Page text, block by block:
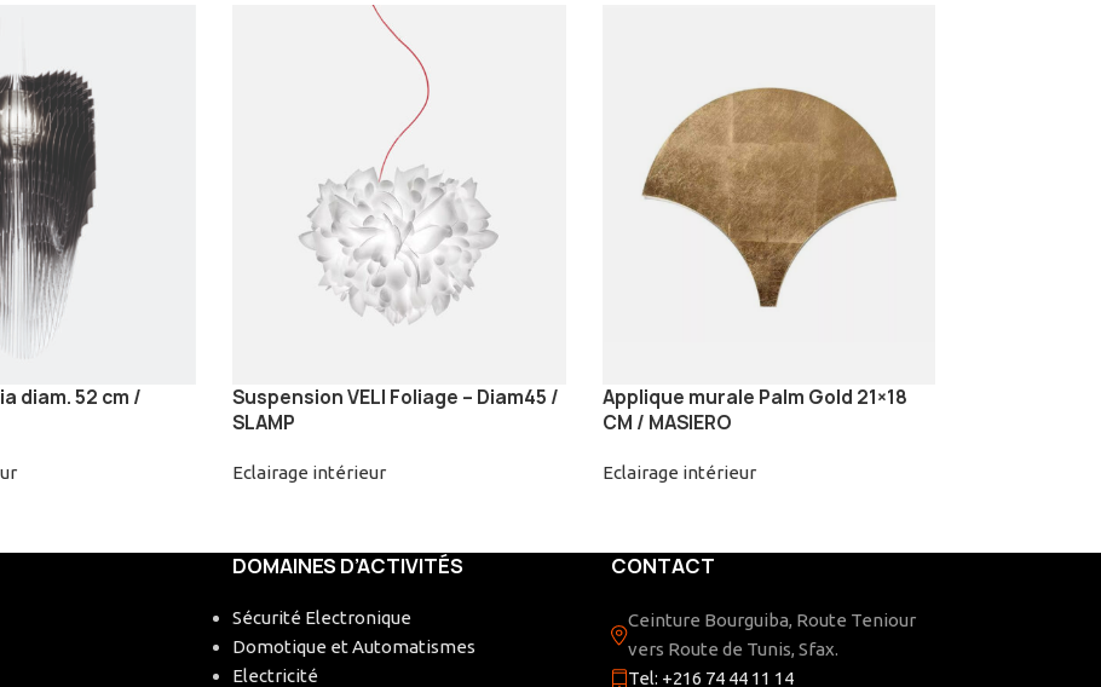
diam. 52 cm /
Suspension VELI Foliage – Diam45 /
SLAMP
Eclairage intérieur
Applique murale Palm Gold 21×18
CM / MASIERO
Eclairage intérieur
DOMAINES D’ACTIVITÉS
Sécurité Electronique
Domotique et Automatismes
Electricité
CONTACT
Ceinture Bourguiba, Route Teniour
vers Route de Tunis, Sfax.
Tel: +216 74 44 11 14